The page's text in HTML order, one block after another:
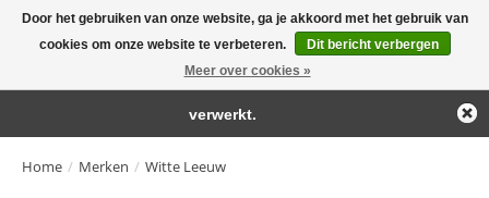
Large selection of products and fast shipping!
Home / Merken / Witte Leeuw
Door het gebruiken van onze website, ga je akkoord met het gebruik van
cookies om onze website te verbeteren.
Dit bericht verbergen
Meer over cookies »
← Keer terug naar de backofficeDeze winkel is in aanbouw.
Eventueel geplaatste orders zullen niet worden gehonoreerd of
verwerkt.